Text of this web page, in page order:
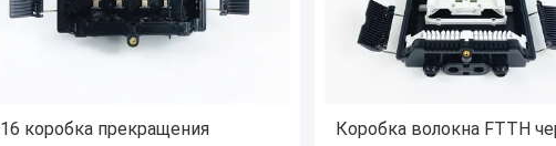
16 коробка прекращения
Коробка волокна FTTH